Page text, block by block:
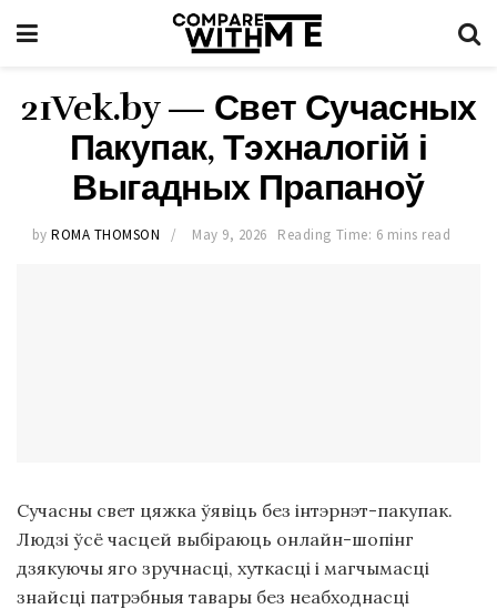
21Vek.by — Свет Сучасных
Пакупак, Тэхналогій і
Выгадных Прапаноў
by ROMA THOMSON May 9, 2026 Reading Time: 6 mins read
Сучасны свет цяжка ўявіць без інтэрнэт-пакупак.
Людзі ўсё часцей выбіраюць онлайн-шопінг
дзякуючы яго зручнасці, хуткасці і магчымасці
знайсці патрэбныя тавары без неабходнасці